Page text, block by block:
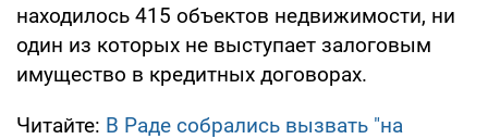
находилось 415 объектов недвижимости, ни
один из которых не выступает залоговым
имущество в кредитных договорах.
Читайте: В Раде собрались вызвать "на